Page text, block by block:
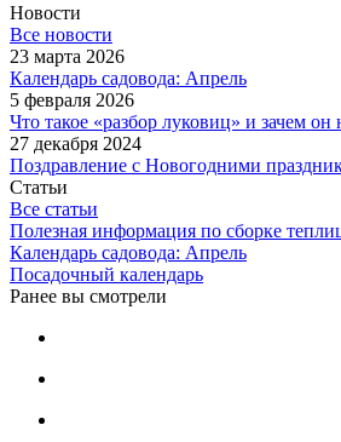
Новости
Все новости
23 марта 2026
Календарь садовода: Апрель
5 февраля 2026
Что такое «разбор луковиц» и зачем он
27 декабря 2024
Поздравление с Новогодними
Статьи
Все статьи
Полезная информация по сборке
Календарь садовода: Апрель
Посадочный календарь
Ранее вы смотрели